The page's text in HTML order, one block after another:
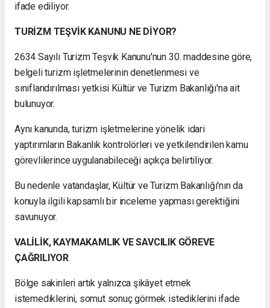
ifade ediliyor.
TURİZM TEŞVİK KANUNU NE DİYOR?
2634 Sayılı Turizm Teşvik Kanunu'nun 30. maddesine göre,
belgeli turizm işletmelerinin denetlenmesi ve
sınıflandırılması yetkisi Kültür ve Turizm Bakanlığı'na ait
bulunuyor.
Aynı kanunda, turizm işletmelerine yönelik idari
yaptırımların Bakanlık kontrolörleri ve yetkilendirilen kamu
görevlilerince uygulanabileceği açıkça belirtiliyor.
Bu nedenle vatandaşlar, Kültür ve Turizm Bakanlığı'nın da
konuyla ilgili kapsamlı bir inceleme yapması gerektiğini
savunuyor.
VALİLİK, KAYMAKAMLIK VE SAVCILIK GÖREVE
ÇAĞRILIYOR
Bölge sakinleri artık yalnızca şikâyet etmek
istemediklerini, somut sonuç görmek istediklerini ifade